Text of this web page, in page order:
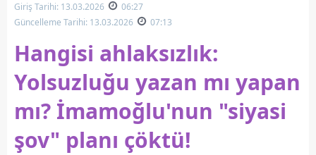
Giriş Tarihi: 13.03.2026
06:27
Güncelleme Tarihi: 13.03.2026
07:13
Hangisi ahlaksızlık:
Yolsuzluğu yazan mı yapan
mı? İmamoğlu'nun "siyasi
şov" planı çöktü!